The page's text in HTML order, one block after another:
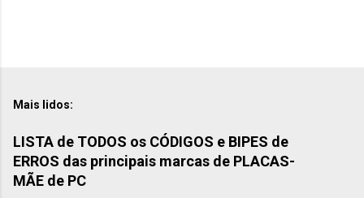
t
r
u
m
c
Mais lidos:
LISTA de TODOS os CÓDIGOS e BIPES de
ERROS das principais marcas de PLACAS-
MÃE de PC